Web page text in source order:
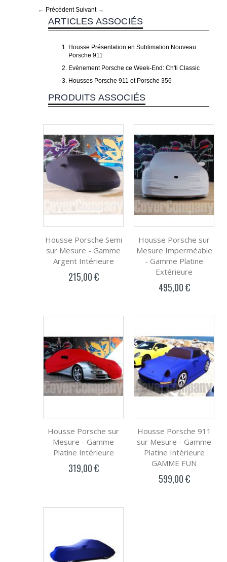
← Précédent Suivant →
ARTICLES ASSOCIÉS
Housse Présentation en Sublimation Nouveau
Porsche 911
Evènement Porsche ce Week-End: Ch'ti Classic
Housses Porsche 911 et Porsche 356
PRODUITS ASSOCIÉS
Housse Porsche Semi
sur Mesure - Gamme
Argent Intérieure
215,00 €
Housse Porsche sur
Mesure Imperméable
- Gamme Platine
Extérieure
495,00 €
Housse Porsche sur
Mesure - Gamme
Platine Intérieure
319,00 €
Housse Porsche 911
sur Mesure - Gamme
Platine Intérieure
GAMME FUN
599,00 €